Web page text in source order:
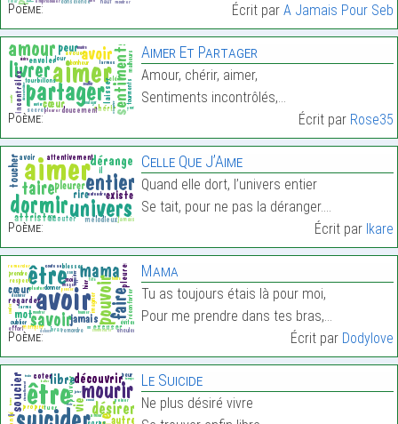
Poème:
Écrit par A Jamais Pour Seb
Poème:
Aimer Et Partager
Amour, chérir, aimer,
Sentiments incontrôlés,…
Écrit par Rose35
Poème:
Celle Que J’Aime
Quand elle dort, l’univers entier
Se tait, pour ne pas la déranger.…
Écrit par Ikare
Poème:
Mama
Tu as toujours étais là pour moi,
Pour me prendre dans tes bras,…
Écrit par Dodylove
Le Suicide
Ne plus désiré vivre